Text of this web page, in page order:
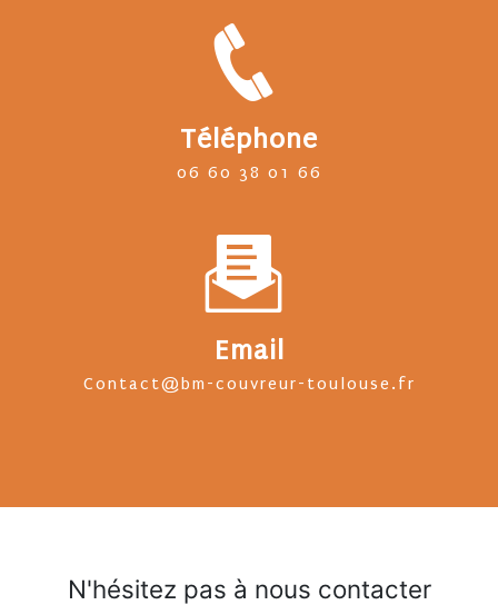
Téléphone
06 60 38 01 66
Email
contact@bm-couvreur-toulouse.fr
N'hésitez pas à nous contacter